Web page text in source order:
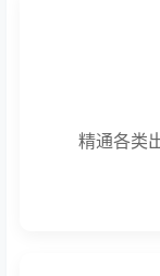
精通各类